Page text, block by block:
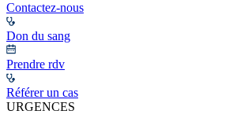
Contactez-nous
Don du sang
Prendre rdv
Référer un cas
URGENCES